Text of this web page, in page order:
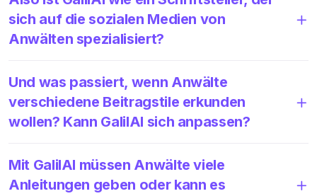
sich auf die sozialen Medien von
Anwälten spezialisiert?
Und was passiert, wenn Anwälte
verschiedene Beitragstile erkunden
wollen? Kann GalilAI sich anpassen?
Mit GalilAI müssen Anwälte viele
Anleitungen geben oder kann es